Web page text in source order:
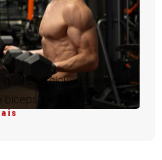
exercício desenvolve